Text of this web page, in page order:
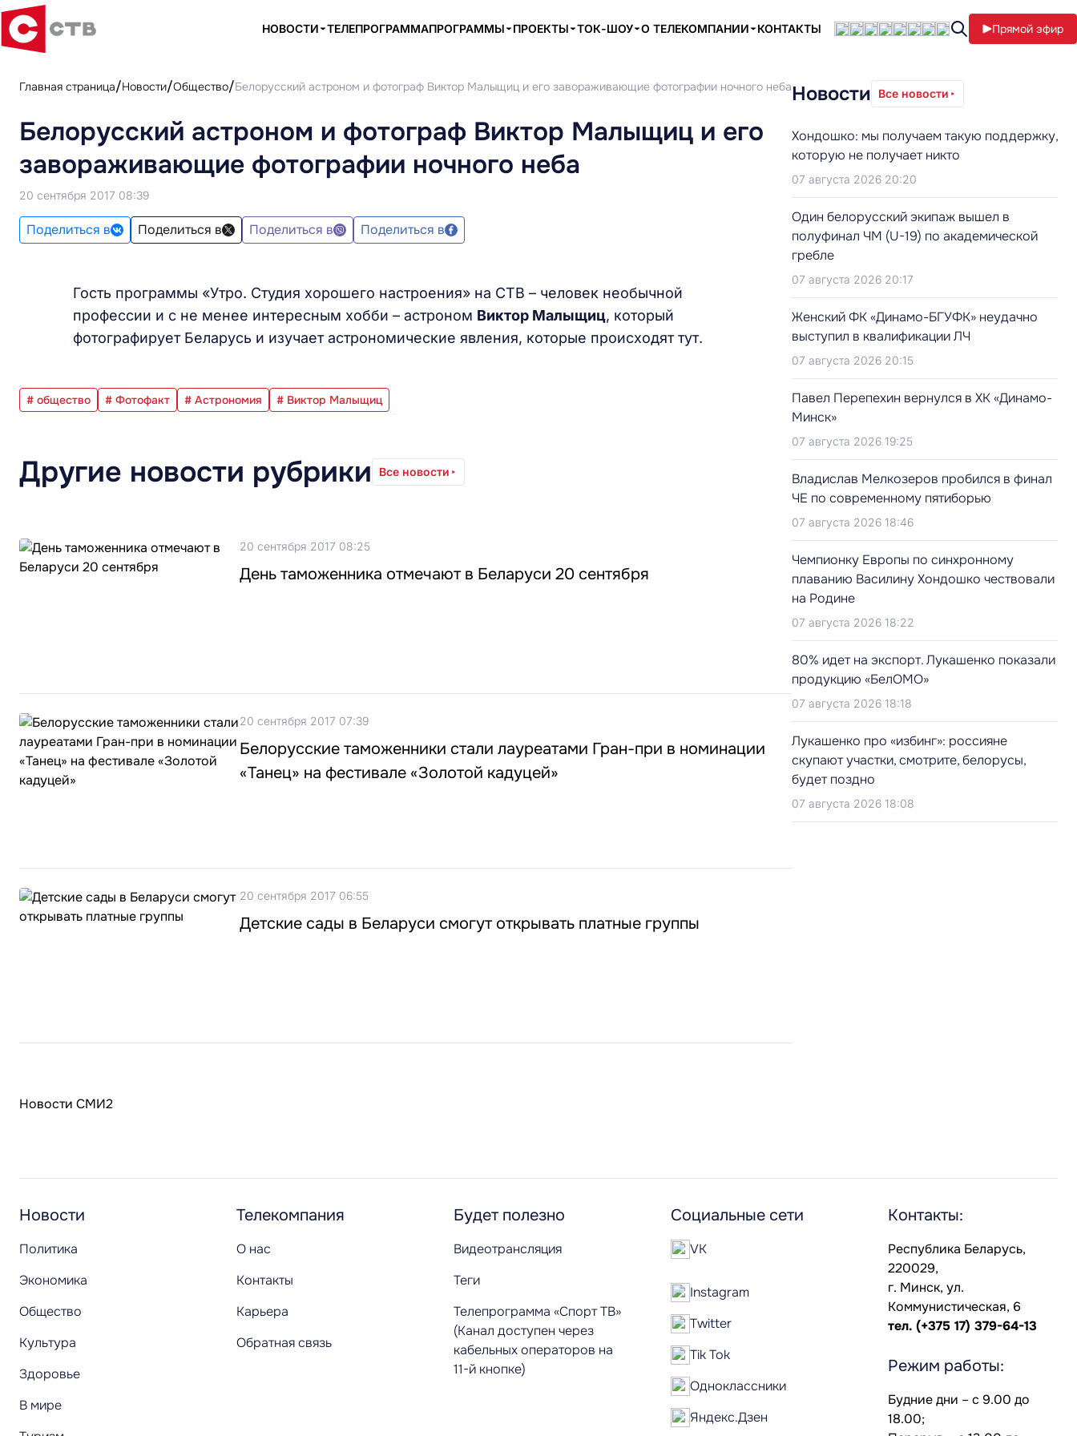
НОВОСТИ ТЕЛЕПРОГРАММАПРОГРАММЫ ПРОЕКТЫ ТОК-ШОУ О ТЕЛЕКОМПАНИИ КОНТАКТЫ Прямой эфир
Главная страница Новости Общество Белорусский астроном и фотограф Виктор Малыщиц и его завораживающие фотографии ночного неба
Белорусский астроном и фотограф Виктор Малыщиц и его
завораживающие фотографии ночного неба
20 сентября 2017 08:39
Поделиться в Поделиться в Поделиться в Поделиться в
Гость программы «Утро. Студия хорошего настроения» на СТВ – человек необычной
профессии и с не менее интересным хобби – астроном Виктор Малыщиц, который
фотографирует Беларусь и изучает астрономические явления, которые происходят тут.
# общество # Фотофакт # Астрономия # Виктор Малыщиц
Другие новости рубрики Все новости
20 сентября 2017 08:25
День таможенника отмечают в Беларуси 20 сентября
20 сентября 2017 07:39
Белорусские таможенники стали лауреатами Гран-при в номинации
«Танец» на фестивале «Золотой кадуцей»
20 сентября 2017 06:55
Детские сады в Беларуси смогут открывать платные группы
Новости СМИ2
Новости Все новости
Хондошко: мы получаем такую поддержку,
которую не получает никто
07 августа 2026 20:20
Один белорусский экипаж вышел в
полуфинал ЧМ (U-19) по академической
гребле
07 августа 2026 20:17
Женский ФК «Динамо-БГУФК» неудачно
выступил в квалификации ЛЧ
07 августа 2026 20:15
Павел Перепехин вернулся в ХК «Динамо-
Минск»
07 августа 2026 19:25
Владислав Мелкозеров пробился в финал
ЧЕ по современному пятиборью
07 августа 2026 18:46
Чемпионку Европы по синхронному
плаванию Василину Хондошко чествовали
на Родине
07 августа 2026 18:22
80% идет на экспорт. Лукашенко показали
продукцию «БелОМО»
07 августа 2026 18:18
Лукашенко про «избинг»: россияне
скупают участки, смотрите, белорусы,
будет поздно
07 августа 2026 18:08
Новости
Политика
Экономика
Общество
Культура
Здоровье
В мире
Телекомпания
О нас
Контакты
Карьера
Обратная связь
Будет полезно
Видеотрансляция
Теги
Телепрограмма «Спорт ТВ»
(Канал доступен через
кабельных операторов на
11-й кнопке)
Социальные сети
VK
Instagram
Twitter
Tik Tok
Одноклассники
Яндекс.Дзен
Контакты:
Республика Беларусь,
220029,
г. Минск, ул.
Коммунистическая, 6
тел. (+375 17) 379-64-13
Режим работы:
Будние дни – с 9.00 до
18.00;